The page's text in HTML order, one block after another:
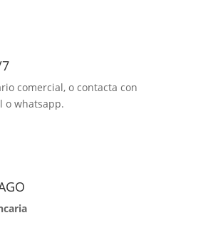
comercial, o contacta con
o whatsapp.